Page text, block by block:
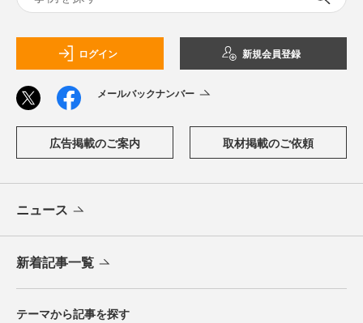
ログイン 新規会員登録
メールバックナンバー
広告掲載のご案内 取材掲載のご依頼
ニュース
新着記事一覧
テーマから記事を探す